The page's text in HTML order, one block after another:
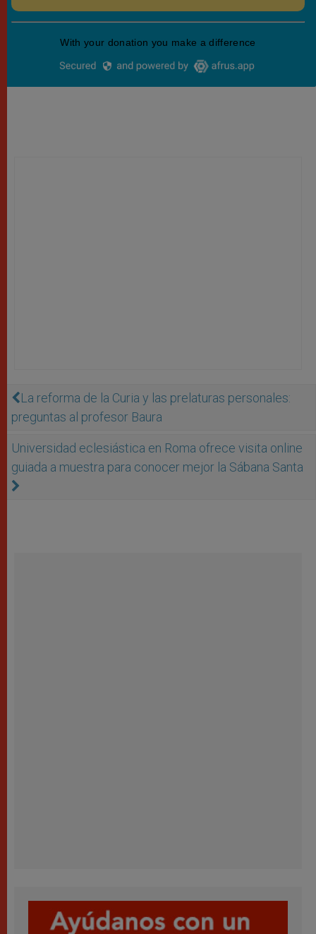
La reforma de la Curia y las prelaturas personales:
preguntas al profesor Baura
Universidad eclesiástica en Roma ofrece visita online
guiada a muestra para conocer mejor la Sábana Santa